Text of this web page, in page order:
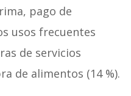
pago de
usos frecuentes
de servicios
de alimentos (14 %).